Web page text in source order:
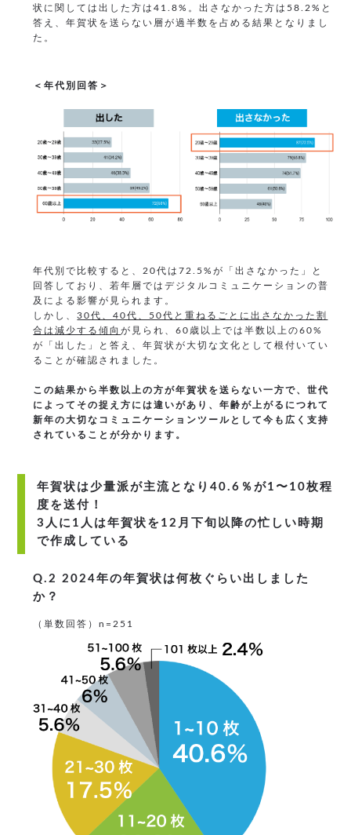
状に関しては出した方は41.8%。出さなかった方は58.2%と
答え、年賀状を送らない層が過半数を占める結果となりまし
た。
＜年代別回答＞
年代別で比較すると、20代は72.5%が「出さなかった」と
回答しており、若年層ではデジタルコミュニケーションの普
及による影響が見られます。
しかし、30代、40代、50代と重ねるごとに出さなかった割
合は減少する傾向が見られ、60歳以上では半数以上の60%
が「出した」と答え、年賀状が大切な文化として根付いてい
ることが確認されました。
この結果から半数以上の方が年賀状を送らない一方で、世代
によってその捉え方には違いがあり、年齢が上がるにつれて
新年の大切なコミュニケーションツールとして今も広く支持
されていることが分かります。
年賀状は少量派が主流となり40.6％が1〜10枚程
度を送付！
3人に1人は年賀状を12月下旬以降の忙しい時期
で作成している
Q.2 2024年の年賀状は何枚ぐらい出しました
か？
（単数回答）n=251